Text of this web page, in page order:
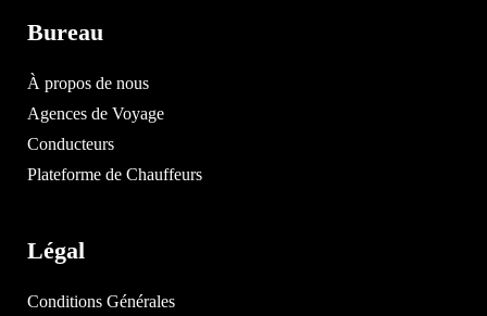
Bureau
À propos de nous
Agences de Voyage
Conducteurs
Plateforme de Chauffeurs
Légal
Conditions Générales